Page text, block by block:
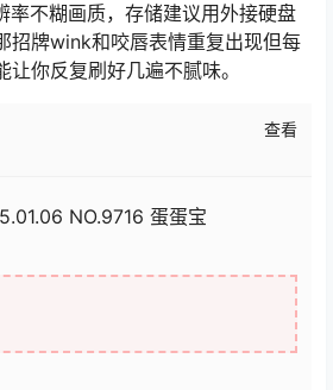
率不糊画质，存储建议用外接硬盘
招牌wink和咬唇表情重复出现但每
你反复刷好几遍不腻味。
查看
NO.9716 蛋蛋宝